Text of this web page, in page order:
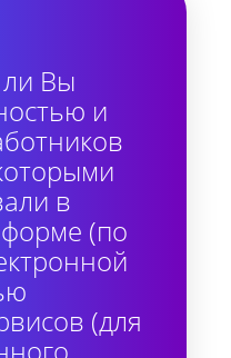
Вы
и
в
(по
(для